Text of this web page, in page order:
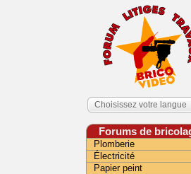
Choisissez votre langue
Forums de
Plomberie
Électricité
Papier peint